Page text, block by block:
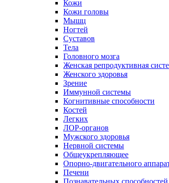
Кожи
Кожи головы
Мышц
Ногтей
Суставов
Тела
Головного мозга
Женская репродуктивная
Женского здоровья
Зрение
Иммунной системы
Когнитивные способности
Костей
Легких
ЛОР-органов
Мужского здоровья
Нервной системы
Общеукрепляющее
Опорно-двигательного
Печени
Познавательных способностей